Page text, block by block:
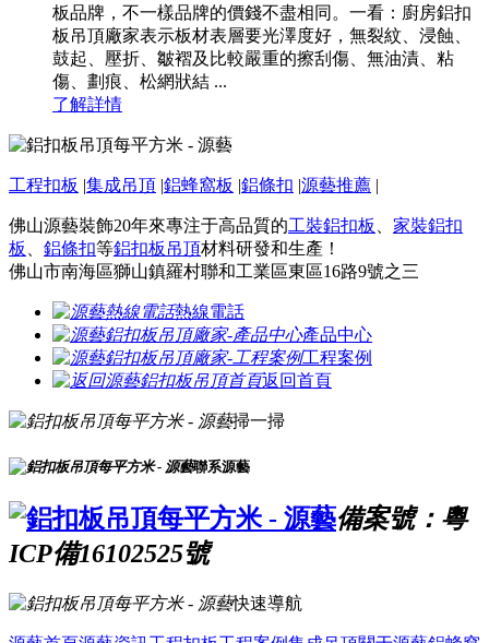
板品牌，不一樣品牌的價錢不盡相同。一看：廚房鋁扣
板吊頂廠家表示板材表層要光澤度好，無裂紋、浸蝕、
鼓起、壓折、皺褶及比較嚴重的擦刮傷、無油漬、粘
傷、劃痕、松網狀結 ...
了解詳情
工程扣板 |集成吊頂 |鋁蜂窩板 |鋁條扣 |源藝推薦 |
佛山源藝裝飾20年來專注于高品質的工裝鋁扣板
家裝鋁扣
板
鋁條扣等鋁扣板吊頂材料研發和生產！
佛山市南海區獅山鎮羅村聯和工業區東區16路9號之三
熱線電話
產品中心
工程案例
返回首頁
掃一掃
聯系源藝
備案號：粵
ICP備16102525號
快速導航